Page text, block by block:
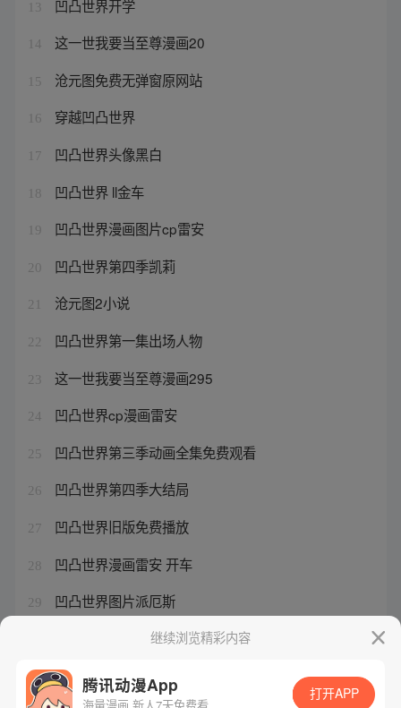
13 凹凸世界开学
14 这一世我要当至尊漫画20
15 沧元图免费无弹窗原网站
16 穿越凹凸世界
17 凹凸世界头像黑白
18 凹凸世界 ll金车
19 凹凸世界漫画图片cp雷安
20 凹凸世界第四季凯莉
21 沧元图2小说
22 凹凸世界第一集出场人物
23 这一世我要当至尊漫画295
24 凹凸世界cp漫画雷安
25 凹凸世界第三季动画全集免费观看
26 凹凸世界第四季大结局
27 凹凸世界旧版免费播放
28 凹凸世界漫画雷安 开车
29 凹凸世界图片派厄斯
凹凸世界图片格瑞继续浏览精彩内容
腾讯动漫App 打开APP